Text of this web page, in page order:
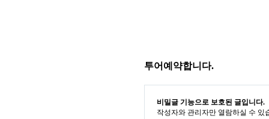
투어예약합니다.
비밀글 기능으로 보호된 글입니다.
작성자와 관리자만 열람하실 수 있